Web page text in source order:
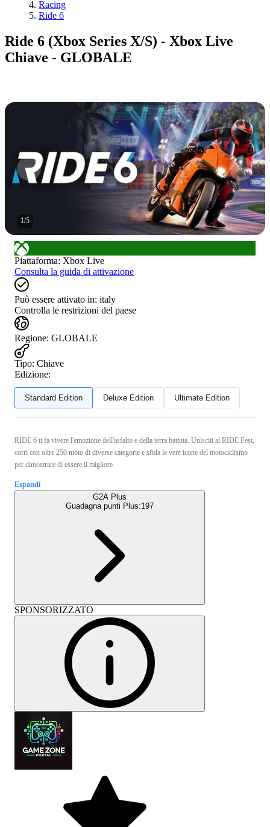
Racing
Ride 6
Ride 6 (Xbox Series X/S) - Xbox Live
Chiave - GLOBALE
1/5
Piattaforma: Xbox Live
Consulta la guida di attivazione
Può essere attivato in: italy
Controlla le restrizioni del paese
Regione: GLOBALE
Tipo: Chiave
Edizione:
Standard Edition Deluxe Edition Ultimate Edition
RIDE 6 ti fa vivere l'emozione dell'asfalto e della terra battuta. Unisciti al RIDE Fest,
corri con oltre 250 moto di diverse categorie e sfida le vere icone del motociclismo
per dimostrare di essere il migliore.
Espandi
G2A Plus
Guadagna punti Plus:197
SPONSORIZZATO